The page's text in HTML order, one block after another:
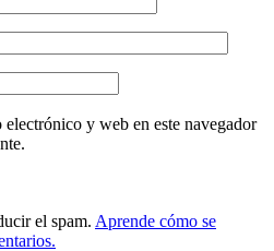
y web en este navegador
el spam. Aprende cómo se